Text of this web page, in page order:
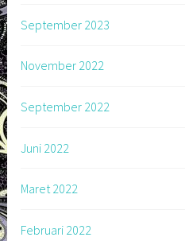
September 2023
November 2022
September 2022
Juni 2022
Maret 2022
Februari 2022